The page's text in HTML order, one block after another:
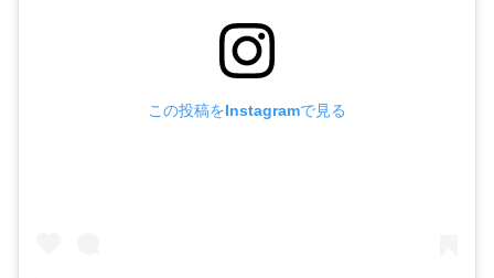
この投稿をInstagramで見る